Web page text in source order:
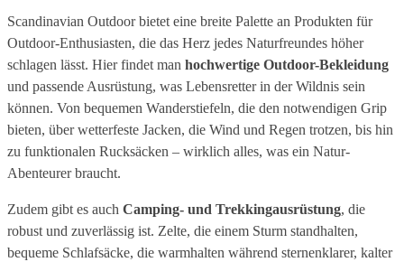
Scandinavian Outdoor bietet eine breite Palette an Produkten für
Outdoor-Enthusiasten, die das Herz jedes Naturfreundes höher
schlagen lässt. Hier findet man hochwertige Outdoor-Bekleidung
und passende Ausrüstung, was Lebensretter in der Wildnis sein
können. Von bequemen Wanderstiefeln, die den notwendigen Grip
bieten, über wetterfeste Jacken, die Wind und Regen trotzen, bis hin
zu funktionalen Rucksäcken – wirklich alles, was ein Natur-
Abenteurer braucht.
Zudem gibt es auch Camping- und Trekkingausrüstung, die
robust und zuverlässig ist. Zelte, die einem Sturm standhalten,
bequeme Schlafsäcke, die warmhalten während sternenklarer, kalter